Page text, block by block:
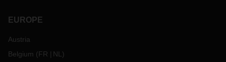
EUROPE
Austria
Belgium (FR NL )